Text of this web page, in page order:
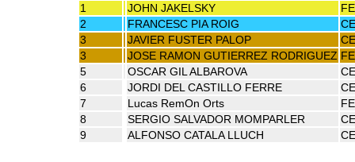
1
JOHN JAKELSKY
2
FRANCESC PIA ROIG
3
JAVIER FUSTER PALOP
3
JOSE RAMON GUTIERREZ RODRIGUEZ
5
OSCAR GIL ALBAROVA
6
JORDI DEL CASTILLO FERRE
7
Lucas RemOn Orts
8
SERGIO SALVADOR MOMPARLER
9
ALFONSO CATALA LLUCH